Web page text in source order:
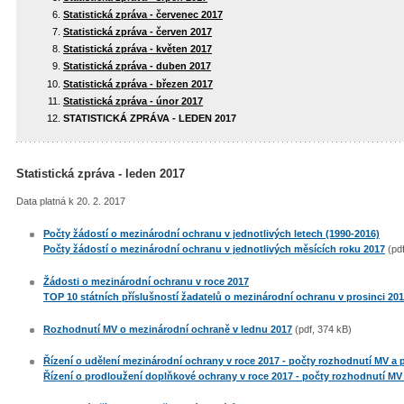
Statistická zpráva - červenec 2017
Statistická zpráva - červen 2017
Statistická zpráva - květen 2017
Statistická zpráva - duben 2017
Statistická zpráva - březen 2017
Statistická zpráva - únor 2017
STATISTICKÁ ZPRÁVA - LEDEN 2017
Statistická zpráva - leden 2017
Data platná k 20. 2. 2017
Počty žádostí o mezinárodní ochranu v jednotlivých letech (1990-2016)
Počty žádostí o mezinárodní ochranu v jednotlivých měsících roku 2017
Žádosti o mezinárodní ochranu v roce 2017
TOP 10 státních příslušností žadatelů o mezinárodní ochranu v prosinci
Rozhodnutí MV o mezinárodní ochraně v lednu 2017 (pdf, 374 kB)
Řízení o udělení mezinárodní ochrany v roce 2017 - počty rozhodnutí MV a
Řízení o prodloužení doplňkové ochrany v roce 2017 - počty rozhodnutí